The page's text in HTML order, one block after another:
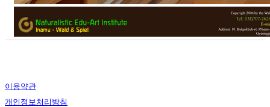
이용약관
개인정보처리방침